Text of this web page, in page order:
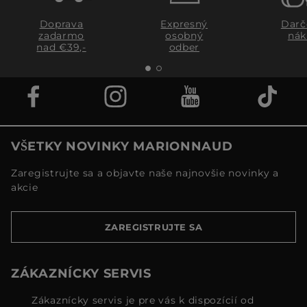
Doprava
zadarmo
nad €39,-
Expresný
osobný
odber
VŠETKY NOVINKY MARIONNAUD
Zaregistrujte sa a objavte naše najnovšie novinky a
akcie
ZAREGISTRUJTE SA
ZÁKAZNÍCKY SERVIS
Zákaznícky servis je pre vás k dispozícií od